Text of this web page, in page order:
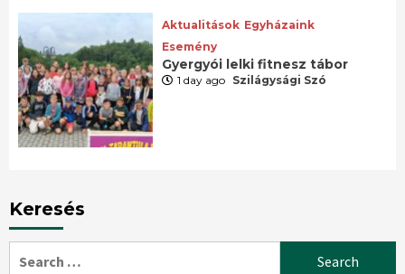
Aktualitások Egyházaink
Esemény
Gyergyói lelki fitnesz tábor
1 day ago Szilágysági Szó
Keresés